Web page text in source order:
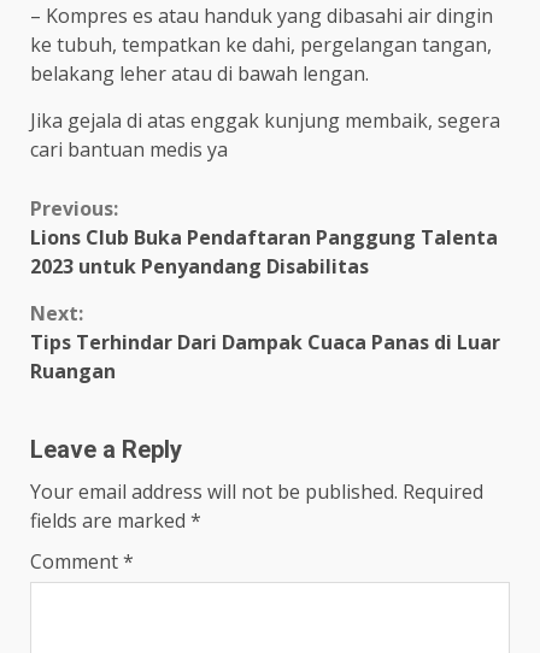
– Kompres es atau handuk yang dibasahi air dingin
ke tubuh, tempatkan ke dahi, pergelangan tangan,
belakang leher atau di bawah lengan.
Jika gejala di atas enggak kunjung membaik, segera
cari bantuan medis ya
Continue
Reading
Previous:
Lions Club Buka Pendaftaran Panggung Talenta
2023 untuk Penyandang Disabilitas
Next:
Tips Terhindar Dari Dampak Cuaca Panas di Luar
Ruangan
Leave a Reply
Your email address will not be published. Required
fields are marked *
Comment*